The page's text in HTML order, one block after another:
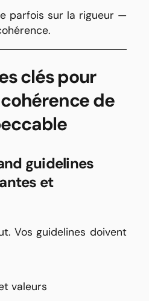
parfois sur la rigueur —
clés pour
de
guidelines
et
Vos guidelines doivent
valeurs